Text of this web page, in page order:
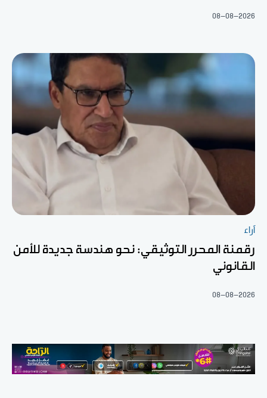
08-08-2026
آراء
رقمنة المحرر التوثيقي: نحو هندسة جديدة للأمن
القانوني
08-08-2026